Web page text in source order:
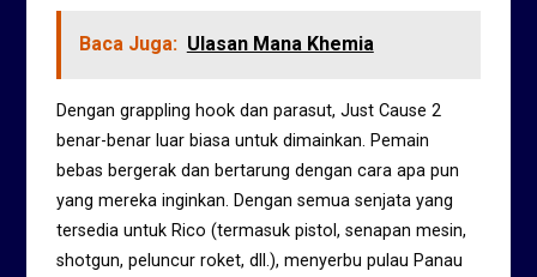
Baca Juga: Ulasan Mana Khemia
Dengan grappling hook dan parasut, Just Cause 2
benar-benar luar biasa untuk dimainkan. Pemain
bebas bergerak dan bertarung dengan cara apa pun
yang mereka inginkan. Dengan semua senjata yang
tersedia untuk Rico (termasuk pistol, senapan mesin,
shotgun, peluncur roket, dll.), menyerbu pulau Panau